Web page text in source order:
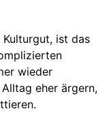
ist das
wieder
eher ärgern,